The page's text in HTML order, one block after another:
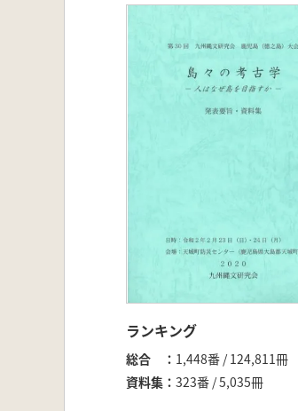
ランキング
総合
1,448番 / 124,811冊
資料集
323番 / 5,035冊